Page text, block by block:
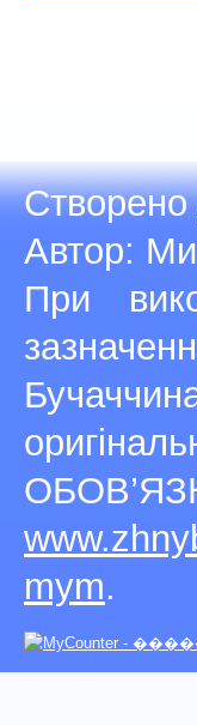
Створено
Автор:
При
mym.